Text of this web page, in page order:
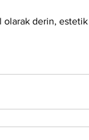
derin, estetik